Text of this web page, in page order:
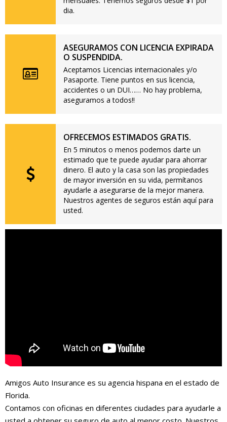
dia.
ASEGURAMOS CON LICENCIA EXPIRADA
O SUSPENDIDA.
Aceptamos Licencias internacionales y/o
Pasaporte. Tiene puntos en sus licencia,
accidentes o un DUI…… No hay problema,
aseguramos a todos!!
OFRECEMOS ESTIMADOS GRATIS.
En 5 minutos o menos podemos darte un
estimado que te puede ayudar para ahorrar
dinero. El auto y la casa son las propiedades
de mayor inversión en su vida, permítanos
ayudarle a asegurarse de la mejor manera.
Nuestros agentes de seguros están aquí para
usted.
Amigos Auto Insurance es su agencia hispana en el estado de
Florida.
Contamos con oficinas en diferentes ciudades para ayudarle a